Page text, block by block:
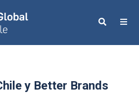
Search
y Better Brands